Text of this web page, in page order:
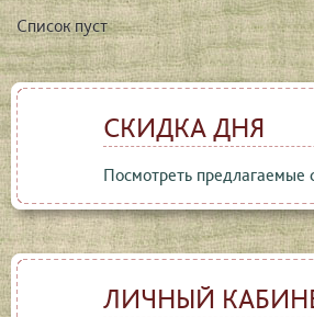
Список пуст
СКИДКА ДНЯ
Посмотреть предлагаемые
ЛИЧНЫЙ